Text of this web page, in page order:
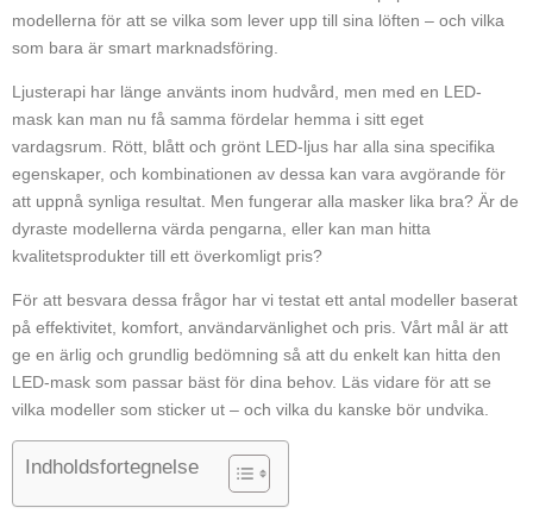
modellerna för att se vilka som lever upp till sina löften – och vilka
som bara är smart marknadsföring.
Ljusterapi har länge använts inom hudvård, men med en LED-
mask kan man nu få samma fördelar hemma i sitt eget
vardagsrum. Rött, blått och grönt LED-ljus har alla sina specifika
egenskaper, och kombinationen av dessa kan vara avgörande för
att uppnå synliga resultat. Men fungerar alla masker lika bra? Är de
dyraste modellerna värda pengarna, eller kan man hitta
kvalitetsprodukter till ett överkomligt pris?
För att besvara dessa frågor har vi testat ett antal modeller baserat
på effektivitet, komfort, användarvänlighet och pris. Vårt mål är att
ge en ärlig och grundlig bedömning så att du enkelt kan hitta den
LED-mask som passar bäst för dina behov. Läs vidare för att se
vilka modeller som sticker ut – och vilka du kanske bör undvika.
Indholdsfortegnelse